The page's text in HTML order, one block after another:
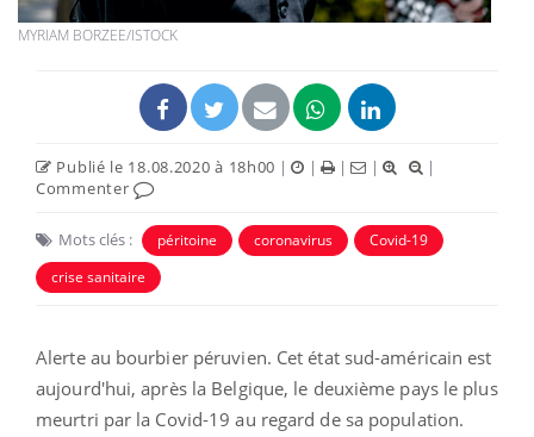
MYRIAM BORZEE/ISTOCK
Publié le 18.08.2020 à 18h00 | | | |
|
Commenter
Mots clés : péritoine coronavirus
Covid-19
crise sanitaire
Alerte au bourbier péruvien. Cet état sud-américain est
aujourd'hui, après la Belgique, le deuxième pays le plus
meurtri par la Covid-19 au regard de sa population.